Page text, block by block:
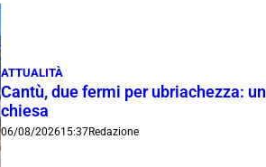
ATTUALITÀ
Cantù, due fermi per ubriachezza:
chiesa
06/08/202615:37Redazione